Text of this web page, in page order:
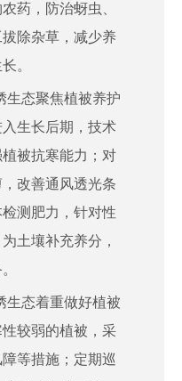
药，防治蚜虫、
除杂草，减少养
。
生态聚焦植被养护
生长后期，技术
被抗寒能力；对
改善通风透光条
测肥力，针对性
土壤补充养分，
生态着重做好植被
较弱的植被，采
等措施；定期巡